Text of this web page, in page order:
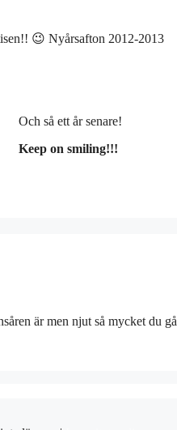
😉 Nyårsafton 2012-2013
Och så ett år senare!
Keep on smiling!!!
är men njut så mycket du